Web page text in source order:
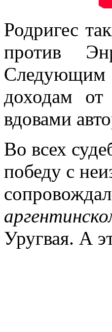
Родригес
против
Следующим
доходам
вдовами
Во всех
победу с
Уругвая. А